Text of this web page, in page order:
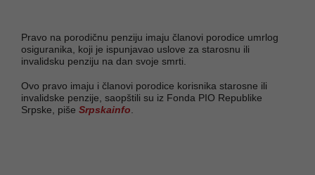
Pravo na porodičnu penziju imaju članovi porodice umrlog
osiguranika, koji je ispunjavao uslove za starosnu ili
invalidsku penziju na dan svoje smrti.
Ovo pravo imaju i članovi porodice korisnika starosne ili
invalidske penzije, saopštili su iz Fonda PIO Republike
Srpske, piše Srpskainfo